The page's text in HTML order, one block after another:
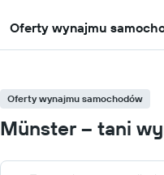
Oferty wynajmu
Oferty wynajmu samochodów
Münster – tani